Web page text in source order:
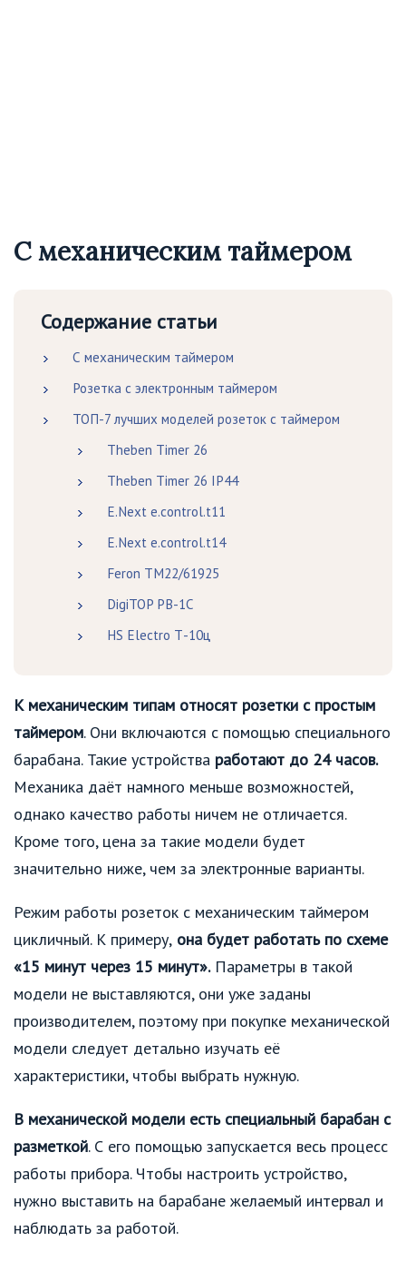
С механическим таймером
Содержание статьи
С механическим таймером
Розетка с электронным таймером
ТОП-7 лучших моделей розеток с таймером
Theben Timer 26
Theben Timer 26 IP44
E.Next e.control.t11
E.Next e.control.t14
Feron TM22/61925
DigiTOP PB-1C
HS Electro Т-10ц
К механическим типам относят розетки с простым
таймером. Они включаются с помощью специального
барабана. Такие устройства работают до 24 часов.
Механика даёт намного меньше возможностей,
однако качество работы ничем не отличается.
Кроме того, цена за такие модели будет
значительно ниже, чем за электронные варианты.
Режим работы розеток с механическим таймером
цикличный. К примеру, она будет работать по схеме
«15 минут через 15 минут».Параметры в такой
модели не выставляются, они уже заданы
производителем, поэтому при покупке механической
модели следует детально изучать её
характеристики, чтобы выбрать нужную.
В механической модели есть специальный барабан с
разметкой. С его помощью запускается весь процесс
работы прибора. Чтобы настроить устройство,
нужно выставить на барабане желаемый интервал и
наблюдать за работой.